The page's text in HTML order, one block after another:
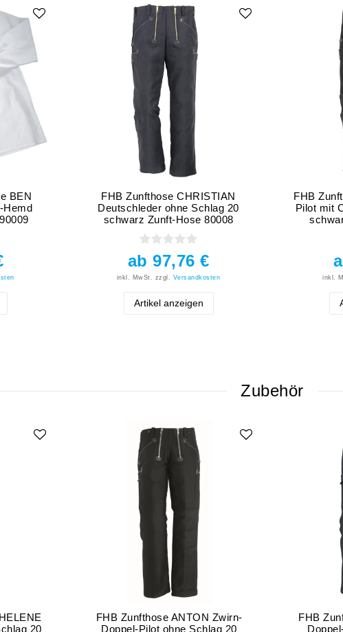
BEN
Hemd
FHB Zunfthose CHRISTIAN
Deutschleder ohne Schlag 20
schwarz Zunft-Hose 80008
ab 97,76 €
inkl. MwSt. zzgl. Versandkosten
Artikel anzeigen
FHB
Pilot mit
inkl.
Zubehör
20
FHB Zunfthose ANTON Zwirn-
Doppel-Pilot ohne Schlag 20
FHB